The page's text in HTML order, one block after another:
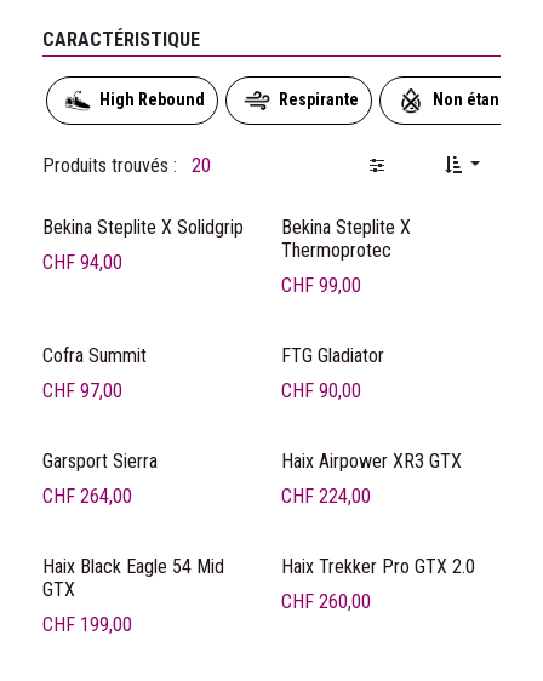
CARACTÉRISTIQUE
High Rebound Respirante Non étanche
Produits trouvés : 20
Bekina Steplite X Solidgrip
CHF 94,00
Bekina Steplite X
Thermoprotec
CHF 99,00
Cofra Summit
CHF 97,00
FTG Gladiator
CHF 90,00
Garsport Sierra
CHF 264,00
Haix Airpower XR3 GTX
CHF 224,00
Haix Black Eagle 54 Mid
GTX
CHF 199,00
Haix Trekker Pro GTX 2.0
CHF 260,00